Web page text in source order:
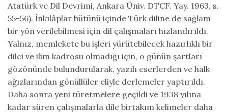
Atatürk ve Dil Devrimi, Ankara Üniv. DTCF. Yay. 1963, s.
55-56). İnkılâplar bütünü içinde Türk diline de sağlam
bir yön verilebilmesi için dil çalışmaları hızlandırıldı.
Yalnız, memlekete bu işleri yürütebilecek hazırlıklı bir
dilci ve ilim kadrosu olmadığı için, o günün şartları
gözönünde bulundurularak, yazılı eserlerden ve halk
ağızlarından gönüllüler eliyle derlemeler yaptırıldı.
Daha sonra yeni türetmelere geçildi ve 1938 yılına
kadar süren çalışmalarla dile birtakım kelimeler daha